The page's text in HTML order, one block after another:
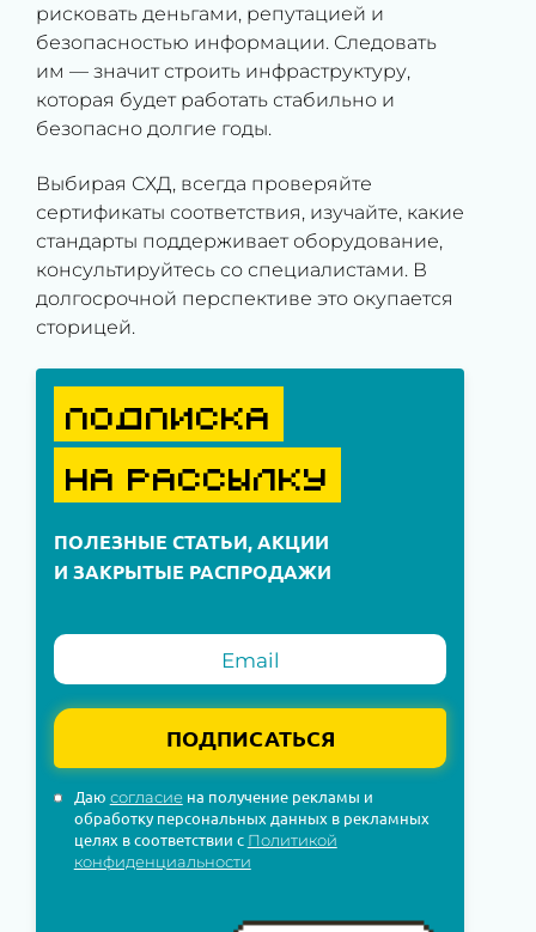
рисковать деньгами, репутацией и
безопасностью информации. Следовать
им — значит строить инфраструктуру,
которая будет работать стабильно и
безопасно долгие годы.
Выбирая СХД, всегда проверяйте
сертификаты соответствия, изучайте, какие
стандарты поддерживает оборудование,
консультируйтесь со специалистами. В
долгосрочной перспективе это окупается
сторицей.
ПОДПИСКА
НА РАССЫЛКУ
ПОЛЕЗНЫЕ СТАТЬИ, АКЦИИ
И ЗАКРЫТЫЕ РАСПРОДАЖИ
ПОДПИСАТЬСЯ
Даю согласиена получение рекламы и
обработку персональных данных в рекламных
целях в соответствии с Политикой
конфиденциальности